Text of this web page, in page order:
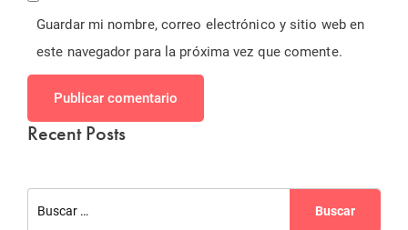
Guardar mi nombre, correo electrónico y sitio web en
este navegador para la próxima vez que comente.
Publicar comentario
Recent Posts